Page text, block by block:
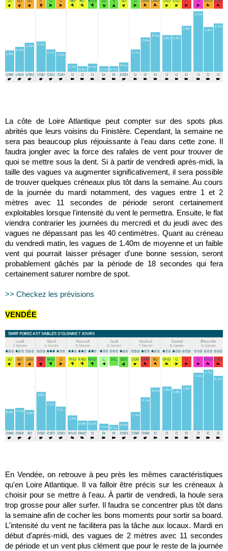
La côte de Loire Atlantique peut compter sur des spots plus
abrités que leurs voisins du Finistère. Cependant, la semaine ne
sera pas beaucoup plus réjouissante à l'eau dans cette zone. Il
faudra jongler avec la force des rafales de vent pour trouver de
quoi se mettre sous la dent. Si à partir de vendredi après-midi, la
taille des vagues va augmenter significativement, il sera possible
de trouver quelques créneaux plus tôt dans la semaine. Au cours
de la journée du mardi notamment, des vagues entre 1 et 2
mètres avec 11 secondes de période seront certainement
exploitables lorsque l'intensité du vent le permettra. Ensuite, le flat
viendra contrarier les journées du mercredi et du jeudi avec des
vagues ne dépassant pas les 40 centimètres. Quant au créneau
du vendredi matin, les vagues de 1.40m de moyenne et un faible
vent qui pourrait laisser présager d'une bonne session, seront
probablement gâchés par la période de 18 secondes qui fera
certainement saturer nombre de spot.
>> Checkez les prévisions
VENDÉE
En Vendée, on retrouve à peu près les mêmes caractéristiques
qu'en Loire Atlantique. Il va falloir être précis sur les créneaux à
choisir pour se mettre à l'eau. À partir de vendredi, la houle sera
trop grosse pour aller surfer. Il faudra se concentrer plus tôt dans
la semaine afin de cocher les bons moments pour sortir sa board.
L'intensité du vent ne facilitera pas la tâche aux locaux. Mardi en
début d'après-midi, des vagues de 2 mètres avec 11 secondes
de période et un vent plus clément que pour le reste de la journée